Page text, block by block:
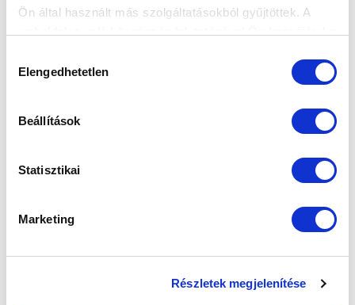
Ön által használt más szolgáltatásokból gyűjtöttek. A
kiválasztása
Elengedhetetlen
Beállítások
Statisztikai
Marketing
Részletek megjelenítése
2025-07-01 09:05:56
vetette be őt a szakm...